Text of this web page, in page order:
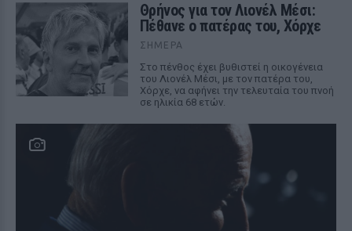
Θρήνος για τον Λιονέλ Μέσι:
Πέθανε ο πατέρας του, Χόρχε
ΣΉΜΕΡΑ
Στο πένθος έχει βυθιστεί η οικογένεια
του Λιονέλ Μέσι, με τον πατέρα του,
Χόρχε, να αφήνει την τελευταία του πνοή
σε ηλικία 68 ετών.